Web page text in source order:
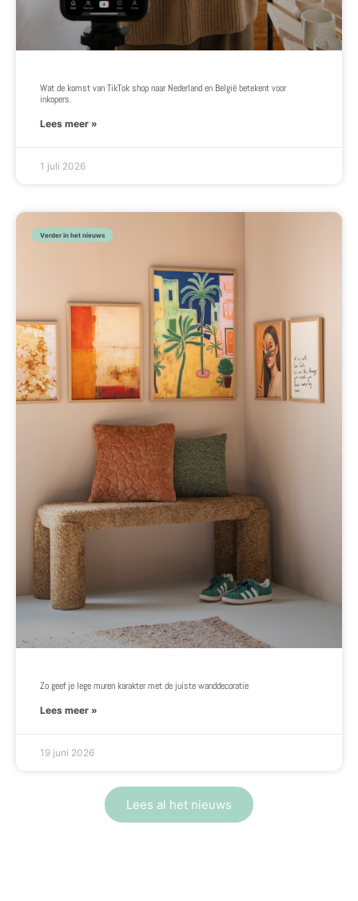
Wat de komst van TikTok shop naar Nederland en België betekent voor
inkopers.
Lees meer »
1 juli 2026
Verder in het nieuws
Zo geef je lege muren karakter met de juiste wanddecoratie
Lees meer »
19 juni 2026
Lees al het nieuws